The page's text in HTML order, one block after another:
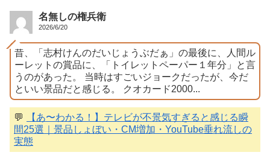
名無しの権兵衛
2026/6/20
昔、「志村けんのだいじょうぶだぁ」の最後に、人間ル
ーレットの賞品に、「トイレットペーパー１年分」と言
うのがあった。 当時はすごいジョークだったが、今だ
といい景品だと感じる。 クオカード2000...
💬
【あ〜わかる！】テレビが不景気すぎると感じる瞬
間25選｜景品しょぼい・CM増加・YouTube垂れ流しの
実態